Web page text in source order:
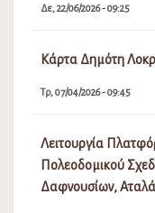
Δε, 22/06/2026 - 09:25
Κάρτα Δημότη
Τρ, 07/04/2026 - 09:45
Λειτουργία
Πολεοδομικού
Δαφνουσίων,